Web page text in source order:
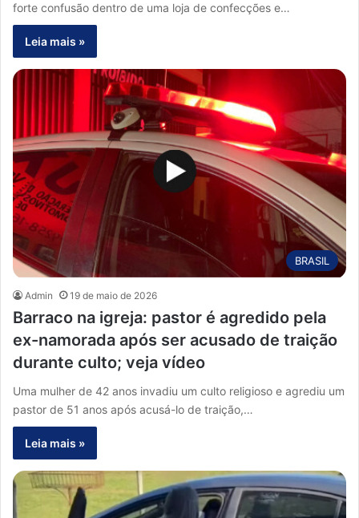
forte confusão dentro de uma loja de confecções e…
Leia mais »
BRASIL
Admin 19 de maio de 2026
Barraco na igreja: pastor é agredido pela
ex-namorada após ser acusado de traição
durante culto; veja vídeo
Uma mulher de 42 anos invadiu um culto religioso e agrediu um
pastor de 51 anos após acusá-lo de traição,…
Leia mais »